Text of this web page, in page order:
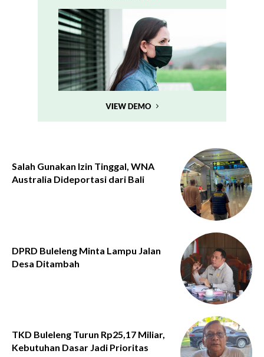
Salah Gunakan Izin Tinggal, WNA
Australia Dideportasi dari Bali
DPRD Buleleng Minta Lampu Jalan
Desa Ditambah
TKD Buleleng Turun Rp25,17 Miliar,
Kebutuhan Dasar Jadi Prioritas